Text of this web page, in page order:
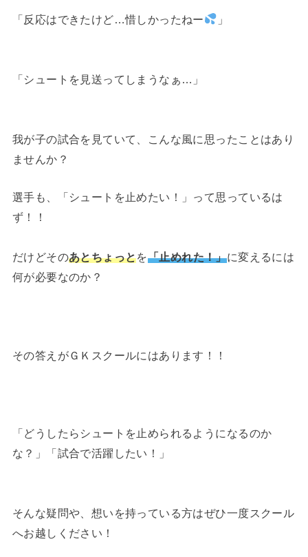
「反応はできたけど…惜しかったねー 」
「シュートを見送ってしまうなぁ…」
我が子の試合を見ていて、こんな風に思ったことはあり
ませんか？
選手も、「シュートを止めたい！」って思っているは
ず！！
だけどそのあとちょっとを「止めれた！」に変えるには
何が必要なのか？
その答えがＧＫスクールにはあります！！
「どうしたらシュートを止められるようになるのか
な？」「試合で活躍したい！」
そんな疑問や、想いを持っている方はぜひ一度スクール
へお越しください！